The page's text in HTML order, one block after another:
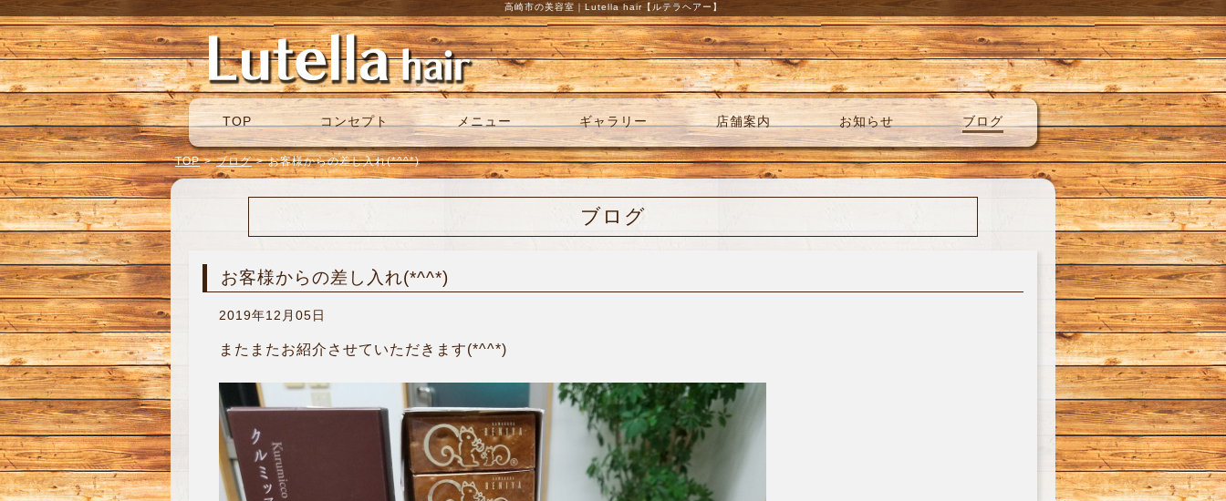
高崎市の美容室｜Lutella hair【ルテラヘアー】
TOP コンセプト メニュー ギャラリー 店舗案内 お知らせ ブログ
TOP > ブログ > お客様からの差し入れ(*^^*)
ブログ
お客様からの差し入れ(*^^*)
2019年12月05日
またまたお紹介させていただきます(*^^*)